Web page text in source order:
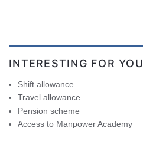
INTERESTING FOR YOU
Shift allowance
Travel allowance
Pension scheme
Access to Manpower Academy